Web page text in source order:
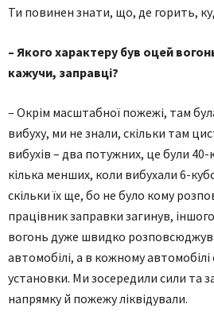
Ти повинен знати, що, де горить,
– Якого характеру був оцей
кажучи, заправці?
– Окрім масштабної пожежі, там
вибуху, ми не знали, скільки там
вибухів – два потужних, це були 40-
кілька менших, коли вибухали 6-
скільки їх ще, бо не було кому
працівник заправки загинув,
вогонь дуже швидко
автомобілі, а в кожному автомобілі
установки. Ми зосередили сили та
напрямку й пожежу ліквідували.